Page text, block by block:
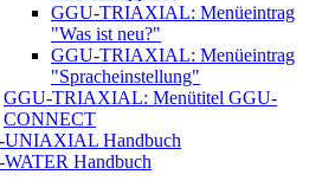
GGU-TRIAXIAL: Menüeintrag
"Was ist neu?"
GGU-TRIAXIAL: Menüeintrag
"Spracheinstellung"
GGU-TRIAXIAL: Menütitel GGU-
CONNECT
UNIAXIAL Handbuch
Handbuch